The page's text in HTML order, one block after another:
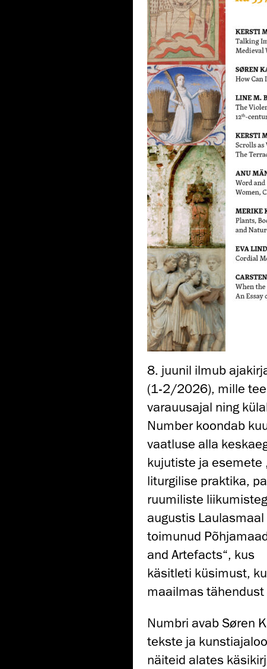
8. juunil ilmub
(1-2/2026), mille
varauusajal ning
Number koondab
vaatluse alla
kujutiste ja esemete
liturgilise praktika,
ruumiliste
augustis Laulasmaal
toimunud
and Artefacts“, kus
käsitleti küsimust,
maailmas tähendust
Numbri avab Søren
tekste ja
näiteid alates